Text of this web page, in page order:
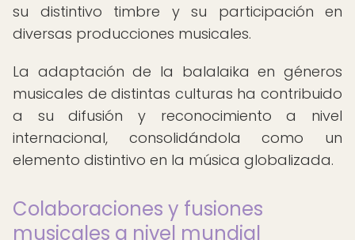
su distintivo timbre y su participación en
diversas producciones musicales.
La adaptación de la balalaika en géneros
musicales de distintas culturas ha contribuido
a su difusión y reconocimiento a nivel
internacional, consolidándola como un
elemento distintivo en la música globalizada.
Colaboraciones y fusiones
musicales a nivel mundial